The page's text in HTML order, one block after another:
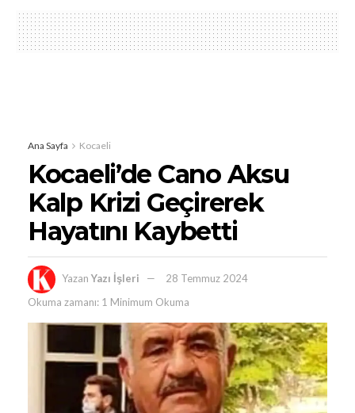
Ana Sayfa Kocaeli
Kocaeli’de Cano Aksu
Kalp Krizi Geçirerek
Hayatını Kaybetti
Yazan Yazı İşleri
28 Temmuz 2024
Okuma zamanı: 1 Minimum Okuma